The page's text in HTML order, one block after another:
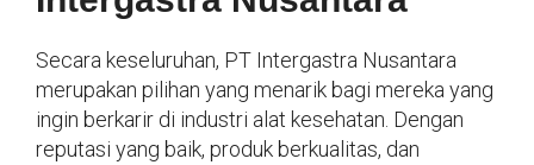
Secara keseluruhan, PT Intergastra Nusantara
merupakan pilihan yang menarik bagi mereka yang
ingin berkarir di industri alat kesehatan. Dengan
reputasi yang baik, produk berkualitas, dan